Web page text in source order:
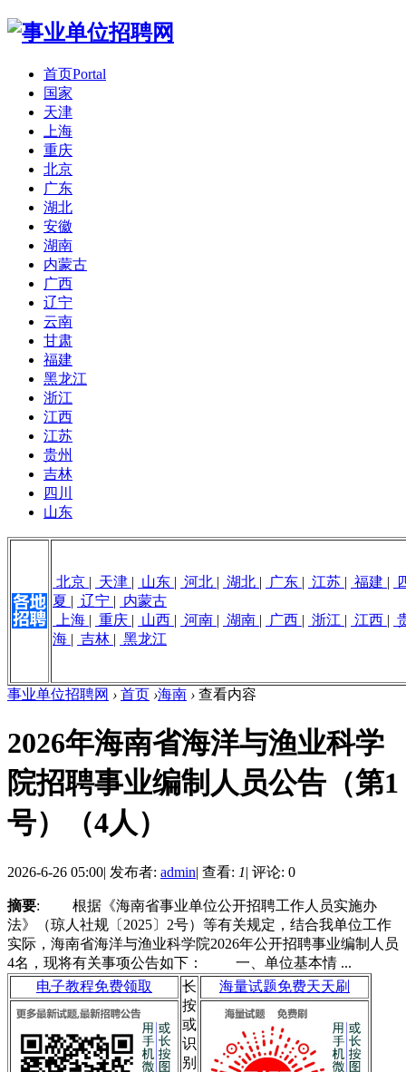
首页Portal
国家
天津
上海
重庆
北京
广东
湖北
安徽
湖南
内蒙古
广西
辽宁
云南
甘肃
福建
黑龙江
浙江
江西
江苏
贵州
吉林
四川
山东
北京 | 天津 | 山东 | 河北 | 湖北 | 广东 | 江苏 | 福建 |
夏 | 辽宁 | 内蒙古
上海 | 重庆 | 山西 | 河南 | 湖南 | 广西 | 浙江 | 江西 |
海 | 吉林 | 黑龙江
事业单位招聘网 › 首页 ›海南 › 查看内容
2026年海南省海洋与渔业科学
院招聘事业编制人员公告（第1
号）（4人）
2026-6-26 05:00| 发布者: admin| 查看: 1| 评论: 0
摘要: 根据《海南省事业单位公开招聘工作人员实施办
法》（琼人社规〔2025〕2号）等有关规定，结合我单位工作
实际，海南省海洋与渔业科学院2026年公开招聘事业编制人员
4名，现将有关事项公告如下： 一、单位基本情 ...
电子教程免费领取
长
按
或
识
别
海量试题免费天天刷